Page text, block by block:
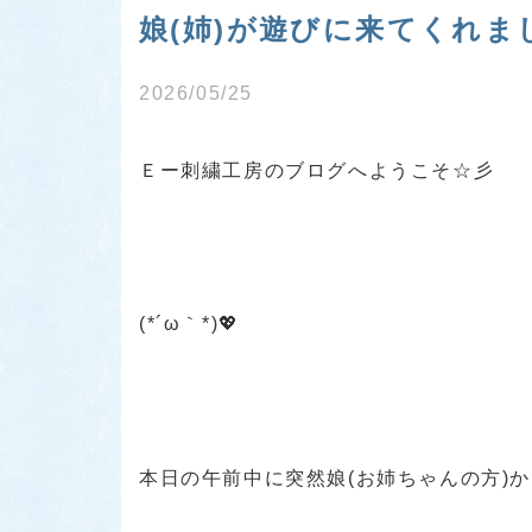
娘(姉)が遊びに来てくれま
2026/05/25
Ｅー刺繍工房のブログへようこそ☆彡
(*´ω｀*)💖
本日の午前中に突然娘(お姉ちゃんの方)か